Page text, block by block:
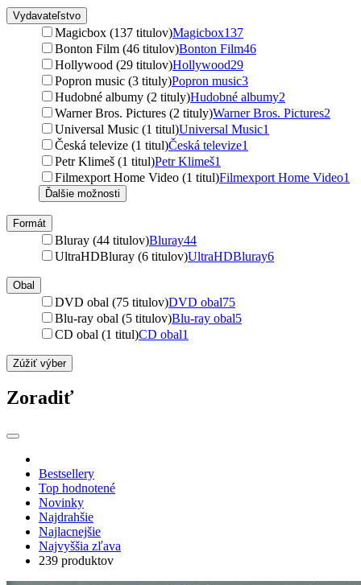
Vydavateľstvo
Magicbox (137 titulov)Magicbox137
Bonton Film (46 titulov)Bonton Film46
Hollywood (29 titulov)Hollywood29
Popron music (3 tituly)Popron music3
Hudobné albumy (2 tituly)Hudobné albumy2
Warner Bros. Pictures (2 tituly)Warner Bros. Pictures2
Universal Music (1 titul)Universal Music1
Česká televize (1 titul)Česká televize1
Petr Klimeš (1 titul)Petr Klimeš1
Filmexport Home Video (1 titul)Filmexport Home Video1
Ďalšie možnosti
Formát
Bluray (44 titulov)Bluray44
UltraHDBluray (6 titulov)UltraHDBluray6
Obal
DVD obal (75 titulov)DVD obal75
Blu-ray obal (5 titulov)Blu-ray obal5
CD obal (1 titul)CD obal1
Zúžiť výber
Zoradiť
Bestsellery
Top hodnotené
Novinky
Najdrahšie
Najlacnejšie
Najvyššia zľava
239 produktov